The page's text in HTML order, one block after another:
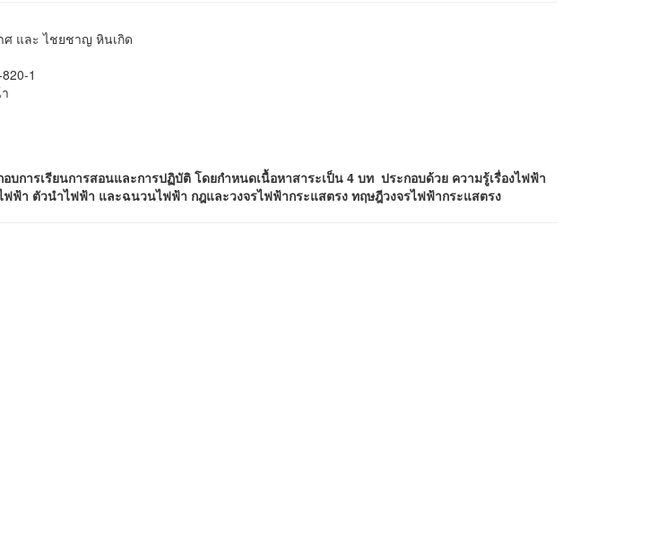
ศ และ ไชยชาญ หินเกิด
1
บการเรียนการสอนและการปฏิบัติโดยกำหนดเนื้อหาสาระเป็น 4 บท ประกอบด้วย ความรู้เรื่องไฟฟ้า
ฟ้า ตัวนำไฟฟ้า และฉนวนไฟฟ้า กฎและวงจรไฟฟ้ากระแสตรง ทฤษฎีวงจรไฟฟ้ากระแสตรง